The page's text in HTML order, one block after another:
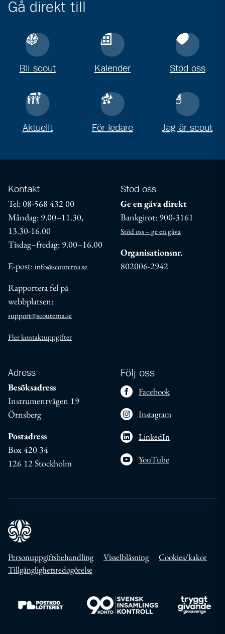
Gå direkt till
Bli scout Kalender Stöd oss
Aktuellt För ledare Jag är scout
Kontakt
Tel: 08-568 432 00
Måndag: 9.00–11.30,
13.30-16.00
Tisdag–fredag: 9.00–16.00
E-post: info@scouterna.se
Rapportera fel på
webbplatsen:
support@scouterna.se
Fler kontaktuppgifter
Stöd oss
Ge en gåva direkt
Bankgirot: 900-3161
Stöd oss – ge en gåva
Organisationsnr.
802006-2942
Adress
Besöksadress
Instrumentvägen 19
Örnsberg
Postadress
Box 420 34
126 12 Stockholm
Följ oss
Facebook
Instagram
LinkedIn
YouTube
Personuppgiftsbehandling Visselblåsning
Cookies/kakor
Tillgänglighetsredogörelse
Till https://www.postkodlotteriet.se/Till https://www.insamlingskontroll.se/
Till https://